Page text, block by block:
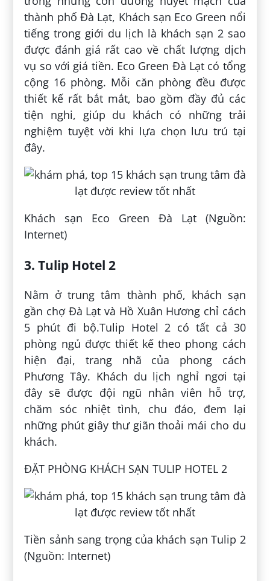
thành phố Đà Lạt, Khách sạn Eco Green nổi
tiếng trong giới du lịch là khách sạn 2 sao
được đánh giá rất cao về chất lượng dịch
vụ so với giá tiền. Eco Green Đà Lạt có tổng
cộng 16 phòng. Mỗi căn phòng đều được
thiết kế rất bắt mắt, bao gồm đầy đủ các
tiện nghi, giúp du khách có những trải
nghiệm tuyệt vời khi lựa chọn lưu trú tại
đây.
Khách sạn Eco Green Đà Lạt (Nguồn:
Internet)
3. Tulip Hotel 2
Nằm ở trung tâm thành phố, khách sạn
gần chợ Đà Lạt và Hồ Xuân Hương chỉ cách
5 phút đi bộ.Tulip Hotel 2 có tất cả 30
phòng ngủ được thiết kế theo phong cách
hiện đại, trang nhã của phong cách
Phương Tây. Khách du lịch nghỉ ngơi tại
đây sẽ được đội ngũ nhân viên hỗ trợ,
chăm sóc nhiệt tình, chu đáo, đem lại
những phút giây thư giãn thoải mái cho du
khách.
ĐẶT PHÒNG KHÁCH SẠN TULIP HOTEL 2
Tiền sảnh sang trọng của khách sạn Tulip 2
(Nguồn: Internet)